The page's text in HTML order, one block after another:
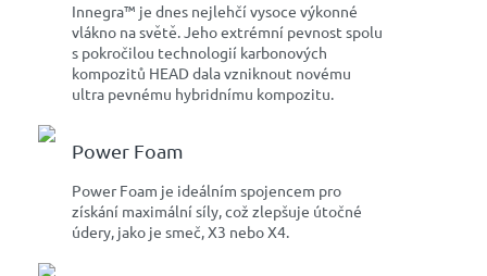
Innegra™ je dnes nejlehčí vysoce výkonné
vlákno na světě. Jeho extrémní pevnost spolu
s pokročilou technologií karbonových
kompozitů HEAD dala vzniknout novému
ultra pevnému hybridnímu kompozitu.
Power Foam
Power Foam je ideálním spojencem pro
získání maximální síly, což zlepšuje útočné
údery, jako je smeč, X3 nebo X4.